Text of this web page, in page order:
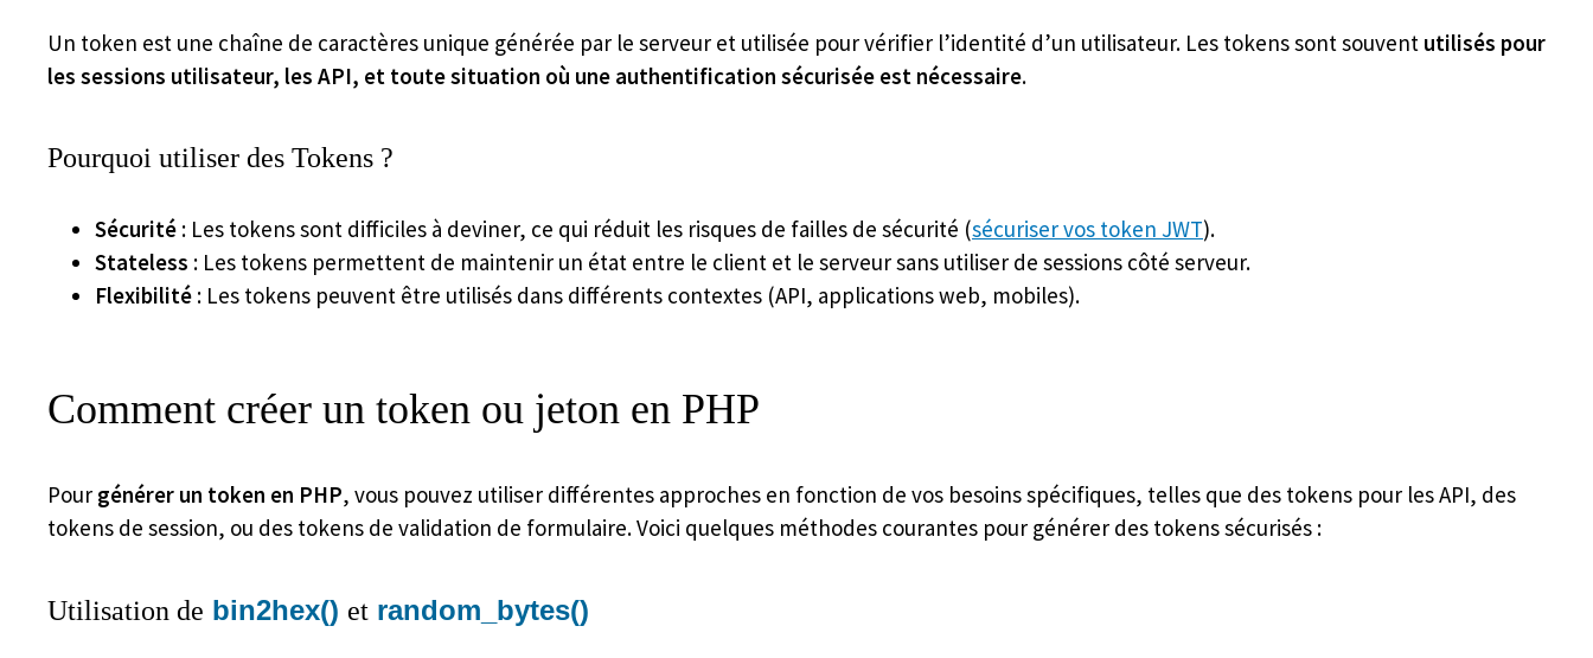
Un token est une chaîne de caractères unique générée par le serveur et utilisée pour vérifier l’identité d’un utilisateur. Les tokens sont souvent utilisés pour
les sessions utilisateur, les API, et toute situation où une authentification sécurisée est nécessaire.
Pourquoi utiliser des Tokens ?
Sécurité : Les tokens sont difficiles à deviner, ce qui réduit les risques de failles de sécurité (sécuriser vos token JWT).
Stateless : Les tokens permettent de maintenir un état entre le client et le serveur sans utiliser de sessions côté serveur.
Flexibilité : Les tokens peuvent être utilisés dans différents contextes (API, applications web, mobiles).
Comment créer un token ou jeton en PHP
Pour générer un token en PHP, vous pouvez utiliser différentes approches en fonction de vos besoins spécifiques, telles que des tokens pour les API, des
tokens de session, ou des tokens de validation de formulaire. Voici quelques méthodes courantes pour générer des tokens sécurisés :
Utilisation de bin2hex() et random_bytes()